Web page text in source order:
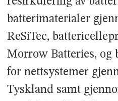
batterimaterialer
ReSiTec,
Morrow Batteries,
for nettsystemer
Tyskland samt